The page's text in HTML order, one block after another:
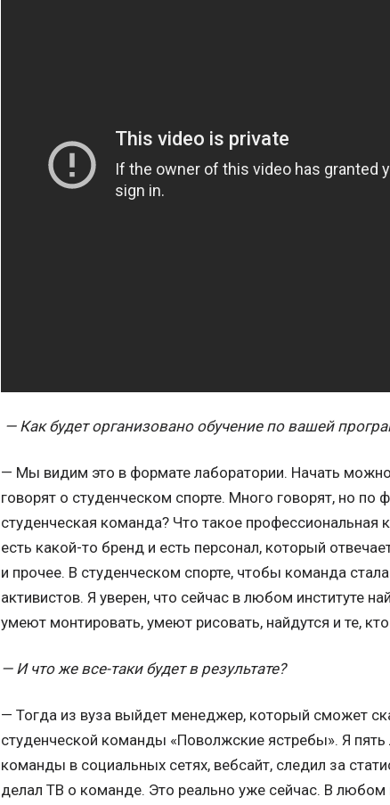
— Как будет организовано обучение по вашей
— Мы видим это в формате лаборатории. Начать
говорят о студенческом спорте. Много говорят, но по
студенческая команда? Что такое
есть какой-то бренд и есть персонал, который
и прочее. В студенческом спорте, чтобы команда
активистов. Я уверен, что сейчас в любом институте
умеют монтировать, умеют рисовать, найдутся и те,
— И что же все-таки будет в результате?
— Тогда из вуза выйдет менеджер, который сможет
студенческой команды «Поволжские ястребы». Я
команды в социальных сетях, вебсайт, следил за
делал ТВ о команде. Это реально уже сейчас. В